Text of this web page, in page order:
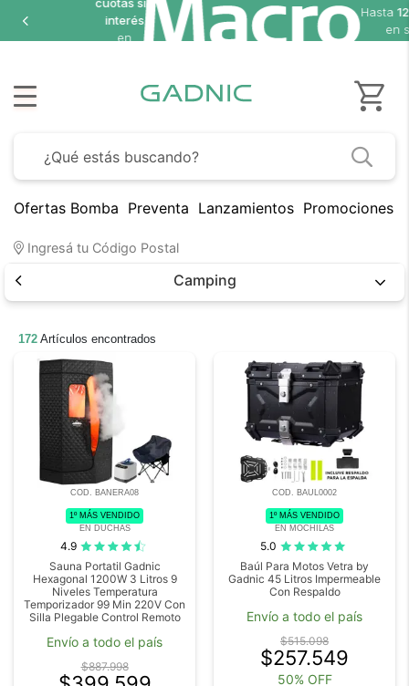
Hasta
Ofertas Bomba Preventa Lanzamientos Promociones
Ingresá tu Código Postal
Camping
172 Artículos encontrados
COD. BANERA08
1º MÁS VENDIDO
EN DUCHAS
4.9
Sauna Portatil Gadnic
Hexagonal 1200W 3 Litros 9
Niveles Temperatura
Temporizador 99 Min 220V Con
Silla Plegable Control Remoto
Envío a todo el país
$887.998
COD. BAUL0002
1º MÁS VENDIDO
EN MOCHILAS
5.0
Baúl Para Motos Vetra by
Gadnic 45 Litros Impermeable
Con Respaldo
Envío a todo el país
$515.098
$257.549
50% OFF